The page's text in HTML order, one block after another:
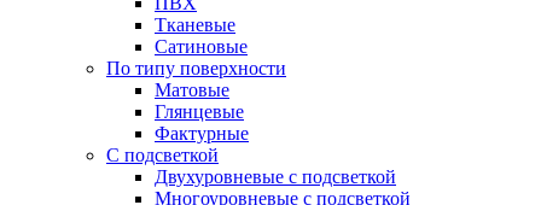
Тканевые
Сатиновые
По типу поверхности
Матовые
Глянцевые
Фактурные
С подсветкой
Двухуровневые с подсветкой
Многоуровневые с подсветкой